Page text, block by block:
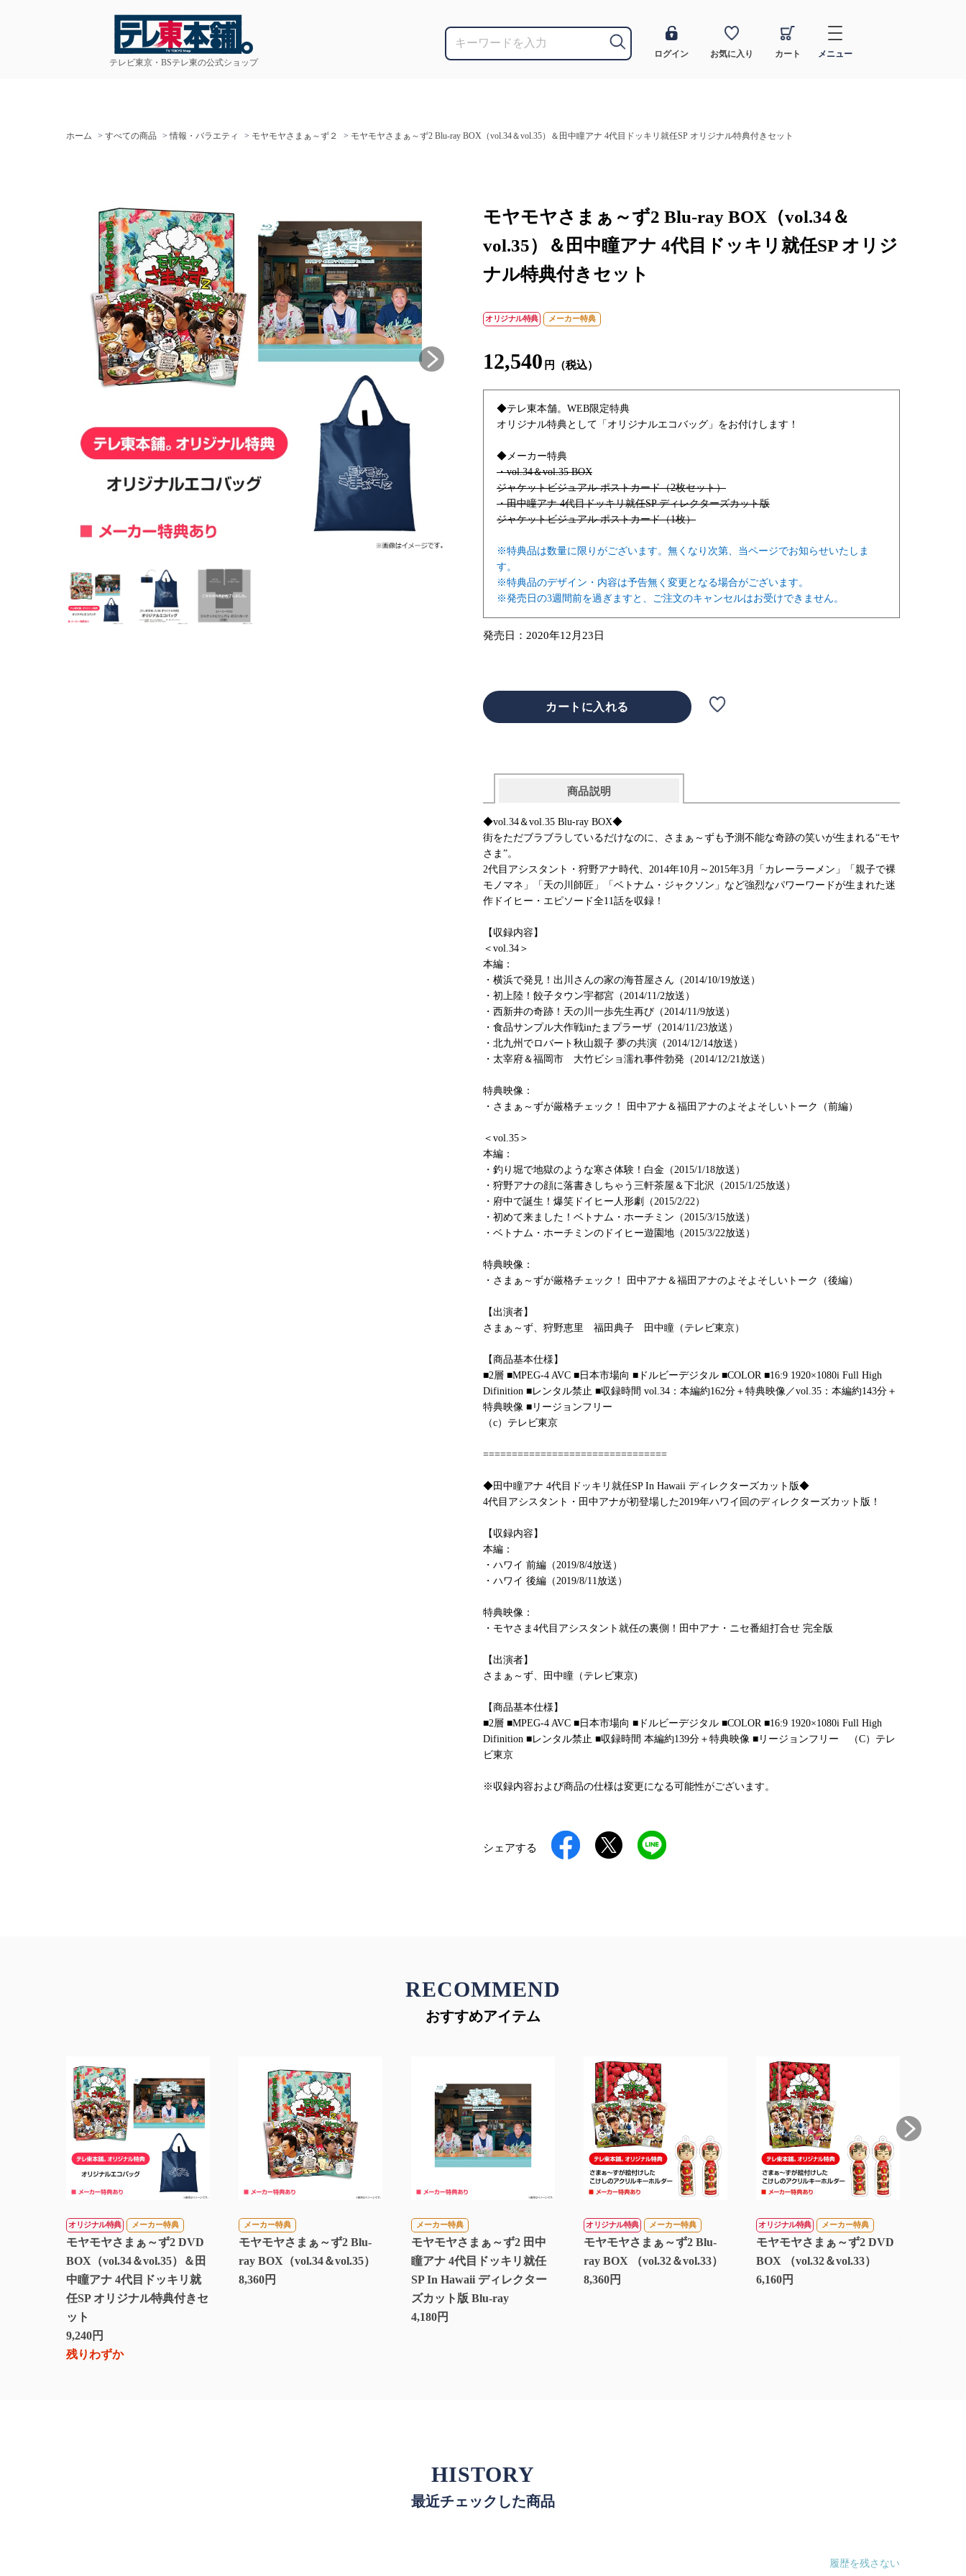
テレビ東京・BSテレ東の公式ショップ
ログイン お気に入り カート メニュー
ホーム > すべての商品 >情報・バラエティ > モヤモヤさまぁ～ず２ > モヤモヤさまぁ～ず2 Blu-ray BOX（vol.34＆vol.35）＆田中瞳アナ 4代目ドッキリ就任SP オリジナル特典付きセット
モヤモヤさまぁ～ず2 Blu-ray BOX（vol.34＆
vol.35）＆田中瞳アナ 4代目ドッキリ就任SP オリジ
ナル特典付きセット
オリジナル特典 メーカー特典
12,540 円（税込）
◆テレ東本舗。WEB限定特典
オリジナル特典として 「オリジナルエコバッグ」 をお付けします！
◆メーカー特典
・vol.34＆vol.35 BOX
ジャケットビジュアル ポストカード（2枚セット）
・田中瞳アナ 4代目ドッキリ就任SP ディレクターズカット版
ジャケットビジュアル ポストカード（1枚）
※特典品は数量に限りがございます。無くなり次第、当ページでお知らせいたしま
す。
※特典品のデザイン・内容は予告無く変更となる場合がございます。
※発売日の3週間前を過ぎますと、ご注文のキャンセルはお受けできません。
発売日： 2020年12月23日
商品説明
◆vol.34＆vol.35 Blu-ray BOX◆
街をただブラブラしているだけなのに、さまぁ～ずも予測不能な奇跡の笑いが生まれる“モヤ
さま”。
2代目アシスタント・狩野アナ時代、2014年10月～2015年3月「カレーラーメン」「親子で裸
モノマネ」「天の川師匠」「ベトナム・ジャクソン」など強烈なパワーワードが生まれた迷
作ドイヒー・エピソード全11話を収録！
【収録内容】
＜vol.34＞
本編：
・横浜で発見！出川さんの家の海苔屋さん（2014/10/19放送）
・初上陸！餃子タウン宇都宮（2014/11/2放送）
・西新井の奇跡！天の川一歩先生再び（2014/11/9放送）
・食品サンプル大作戦inたまプラーザ（2014/11/23放送）
・北九州でロバート秋山親子 夢の共演（2014/12/14放送）
・太宰府＆福岡市 大竹ビショ濡れ事件勃発（2014/12/21放送）
特典映像：
・さまぁ～ずが厳格チェック！ 田中アナ＆福田アナのよそよそしいトーク（前編）
＜vol.35＞
本編：
・釣り堀で地獄のような寒さ体験！白金（2015/1/18放送）
・狩野アナの顔に落書きしちゃう三軒茶屋＆下北沢（2015/1/25放送）
・府中で誕生！爆笑ドイヒー人形劇（2015/2/22）
・初めて来ました！ベトナム・ホーチミン（2015/3/15放送）
・ベトナム・ホーチミンのドイヒー遊園地（2015/3/22放送）
特典映像：
・さまぁ～ずが厳格チェック！ 田中アナ＆福田アナのよそよそしいトーク（後編）
【出演者】
さまぁ～ず、狩野恵里 福田典子 田中瞳（テレビ東京）
【商品基本仕様】
■2層 ■MPEG-4 AVC ■日本市場向 ■ドルビーデジタル ■COLOR ■16:9 1920×1080i Full High
Difinition ■レンタル禁止 ■収録時間 vol.34：本編約162分＋特典映像／vol.35：本編約143分＋
特典映像 ■リージョンフリー
（c）テレビ東京
================================
◆田中瞳アナ 4代目ドッキリ就任SP In Hawaii ディレクターズカット版◆
4代目アシスタント・田中アナが初登場した2019年ハワイ回のディレクターズカット版！
【収録内容】
本編：
・ハワイ 前編（2019/8/4放送）
・ハワイ 後編（2019/8/11放送）
特典映像：
・モヤさま4代目アシスタント就任の裏側！田中アナ・ニセ番組打合せ 完全版
【出演者】
さまぁ～ず、田中瞳（テレビ東京)
【商品基本仕様】
■2層 ■MPEG-4 AVC ■日本市場向 ■ドルビーデジタル ■COLOR ■16:9 1920×1080i Full High
Difinition ■レンタル禁止 ■収録時間 本編約139分＋特典映像 ■リージョンフリー （C）テレ
ビ東京
※収録内容および商品の仕様は変更になる可能性がございます。
シェアする
RECOMMEND
おすすめアイテム
オリジナル特典 メーカー特典
モヤモヤさまぁ～ず2 DVD
BOX（vol.34＆vol.35）＆田
中瞳アナ 4代目ドッキリ就
任SP オリジナル特典付きセ
ット
9,240円
残りわずか
メーカー特典
モヤモヤさまぁ～ず2 Blu-
ray BOX（vol.34＆vol.35）
8,360円
メーカー特典
モヤモヤさまぁ～ず2 田中
瞳アナ 4代目ドッキリ就任
SP In Hawaii ディレクター
ズカット版 Blu-ray
4,180円
オリジナル特典 メーカー特典
モヤモヤさまぁ～ず2 Blu-
ray BOX （vol.32＆vol.33）
8,360円
オリジナル特典 メーカー特典
モヤモヤさまぁ～ず2 DVD
BOX （vol.32＆vol.33）
6,160円
HISTORY
最近チェックした商品
履歴を残さない